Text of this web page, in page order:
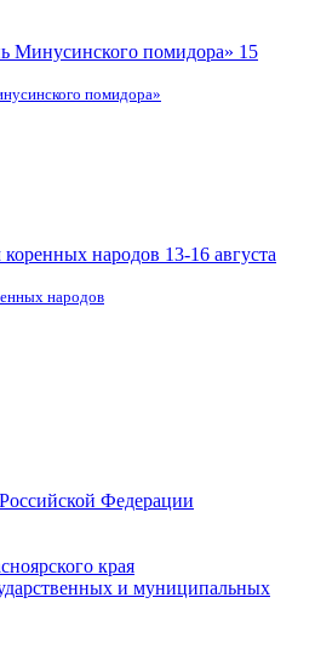
15
помидора»
13-16 августа
народов
Федерации
края
и муниципальных